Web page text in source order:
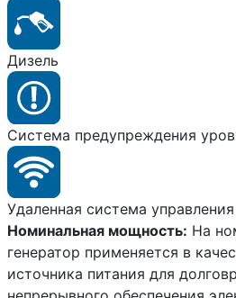
Дизель
Система предупреждения
Удаленная система управления
Номинальная мощность: На
генератор применяется в
источника питания для